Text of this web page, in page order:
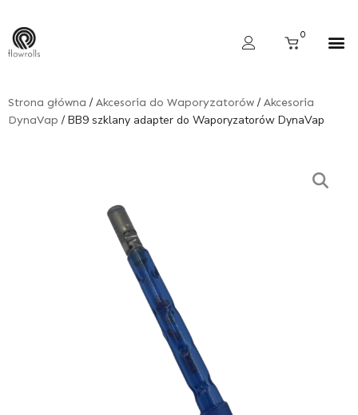
content
0
Cart
Strona główna / Akcesoria do Waporyzatorów/ Akcesoria
DynaVap / BB9 szklany adapter do Waporyzatorów DynaVap